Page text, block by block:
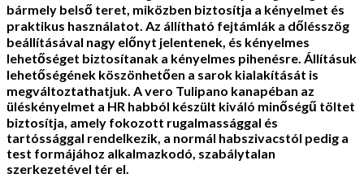
bármely belső teret, miközben biztosítja a kényelmet és
praktikus használatot. Az állítható fejtámlák a dőlésszög
beállításával nagy előnyt jelentenek, és kényelmes
lehetőséget biztosítanak a kényelmes pihenésre. Állításuk
lehetőségének köszönhetően a sarok kialakítását is
megváltoztathatjuk. A vero Tulipano kanapéban az
üléskényelmet a HR habból készült kiváló minőségű töltet
biztosítja, amely fokozott rugalmassággal és
tartóssággal rendelkezik, a normál habszivacstól pedig a
test formájához alkalmazkodó, szabálytalan
szerkezetével tér el.